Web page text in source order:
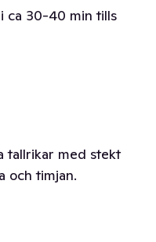
ca 30-40 min tills
tallrikar med stekt
och timjan.